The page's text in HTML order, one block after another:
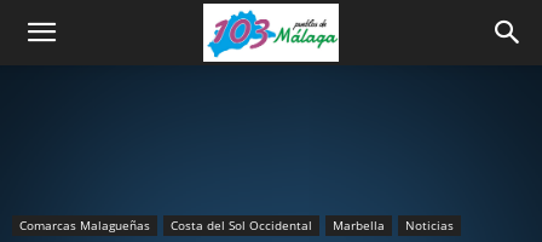
Comarcas Malagueñas Costa del Sol Occidental Marbella
Noticias